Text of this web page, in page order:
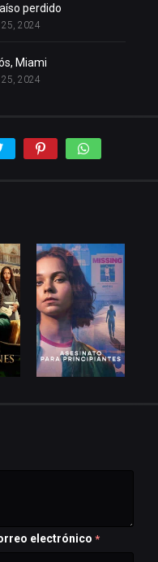
perdido
25, 2024
Miami
25, 2024
electrónico *